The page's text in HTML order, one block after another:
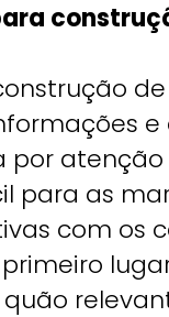
por
para as
com os